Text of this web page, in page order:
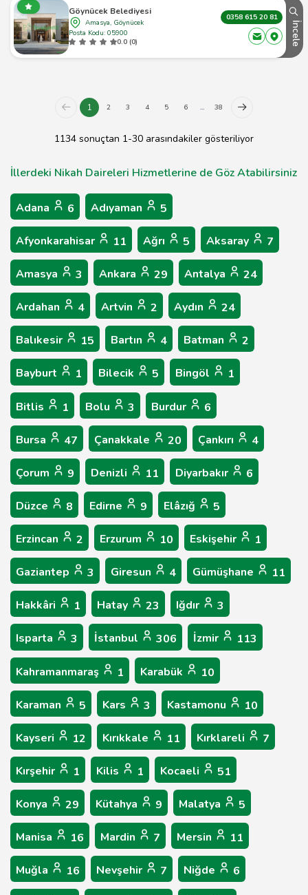
Göynücek Belediyesi
Amasya, Göynücek
Posta Kodu: 05900
0.0 (0)
0358 615 20 81
İncele
1 2 3 4 5 6 ... 38
1134 sonuçtan 1-30 arasındakiler gösteriliyor
İllerdeki Nikah Daireleri Hizmetlerine de Göz Atabilirsiniz
Adana 6 Adıyaman 5
Afyonkarahisar 11 Ağrı 5 Aksaray 7
Amasya 3 Ankara 29 Antalya 24
Ardahan 4 Artvin 2 Aydın 24
Balıkesir 15 Bartın 4 Batman 2
Bayburt 1 Bilecik 5 Bingöl 1
Bitlis 1 Bolu 3 Burdur 6
Bursa 47 Çanakkale 20 Çankırı 4
Çorum 9 Denizli 11 Diyarbakır 6
Düzce 8 Edirne 9 Elâzığ 5
Erzincan 2 Erzurum 10 Eskişehir 1
Gaziantep 3 Giresun 4 Gümüşhane 11
Hakkâri 1 Hatay 23 Iğdır 3
Isparta 3 İstanbul 306 İzmir 113
Kahramanmaraş 1 Karabük 10
Karaman 5 Kars 3 Kastamonu 10
Kayseri 12 Kırıkkale 11 Kırklareli 7
Kırşehir 1 Kilis 1 Kocaeli 51
Konya 29 Kütahya 9 Malatya 5
Manisa 16 Mardin 7 Mersin 11
Muğla 16 Nevşehir 7 Niğde 6